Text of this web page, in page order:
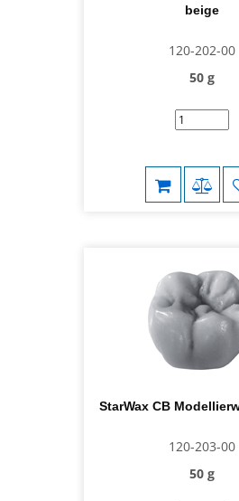
beige
120-202-00
50 g
StarWax CB
120-203-00
50 g